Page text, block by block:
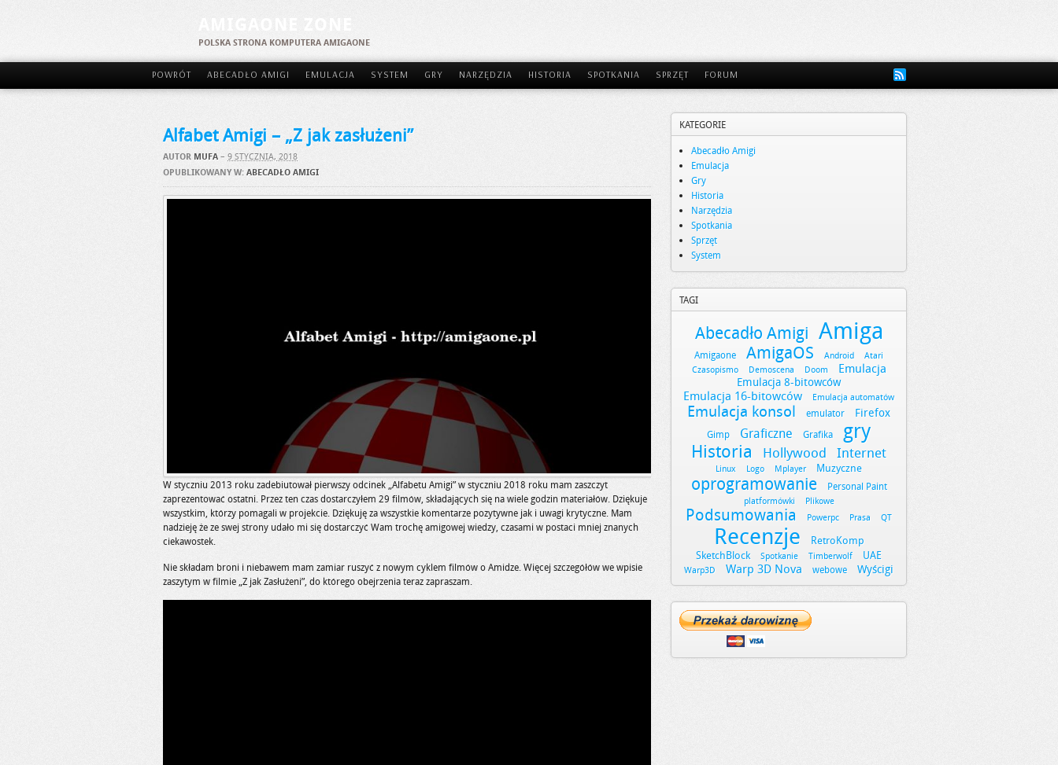
POLSKA STRONA KOMPUTERA AMIGAONE
POWRÓT ABECADŁO AMIGI EMULACJA SYSTEM GRY NARZĘDZIA HISTORIA SPOTKANIA SPRZĘT FORUM
Alfabet Amigi – „Z jak zasłużeni”
AUTOR MUFA – 9 STYCZNIA, 2018
OPUBLIKOWANY W: ABECADŁO AMIGI
W styczniu 2013 roku zadebiutował pierwszy odcinek „Alfabetu Amigi” w styczniu 2018 roku mam zaszczyt
zaprezentować ostatni. Przez ten czas dostarczyłem 29 filmów, składających się na wiele godzin materiałów. Dziękuje
wszystkim, którzy pomagali w projekcie. Dziękuję za wszystkie komentarze pozytywne jak i uwagi krytyczne. Mam
nadzieję że ze swej strony udało mi się dostarczyć Wam trochę amigowej wiedzy, czasami w postaci mniej znanych
ciekawostek.
Nie składam broni i niebawem mam zamiar ruszyć z nowym cyklem filmów o Amidze. Więcej szczegółów we wpisie
zaszytym w filmie „Z jak Zasłużeni”, do którego obejrzenia teraz zapraszam.
KATEGORIE
Abecadło Amigi
Emulacja
Gry
Historia
Narzędzia
Spotkania
Sprzęt
System
TAGI
Abecadło Amigi Amiga
Amigaone AmigaOS Android
Atari
Czasopismo
Demoscena Doom Emulacja
Emulacja 8-bitowców
Emulacja 16-bitowców Emulacja automatów
Emulacja konsol emulator Firefox
Gimp Graficzne Grafika gry
Historia Hollywood Internet
Linux Logo Mplayer Muzyczne
oprogramowanie Personal Paint
platformówki Plikowe
Podsumowania Powerpc Prasa QT
Recenzje
RetroKomp
SketchBlock
Spotkanie Timberwolf UAE
Warp3D Warp 3D Nova webowe Wyścigi